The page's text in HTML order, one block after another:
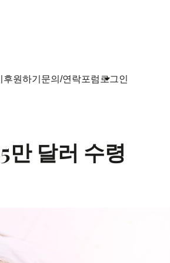
후원하기 문의/연락포럼 로그인
만 달러 수령